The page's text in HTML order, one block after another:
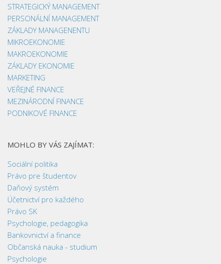
STRATEGICKÝ MANAGEMENT
PERSONÁLNÍ MANAGEMENT
ZÁKLADY MANAGENENTU
MIKROEKONOMIE
MAKROEKONOMIE
ZÁKLADY EKONOMIE
MARKETING
VEŘEJNÉ FINANCE
MEZINÁRODNÍ FINANCE
PODNIKOVÉ FINANCE
MOHLO BY VÁS ZAJÍMAT:
Sociální politika
Právo pre študentov
Daňový systém
Účetnictví pro každého
Právo SK
Psychologie, pedagogika
Bankovnictví a finance
Občanská nauka - studium
Psychologie